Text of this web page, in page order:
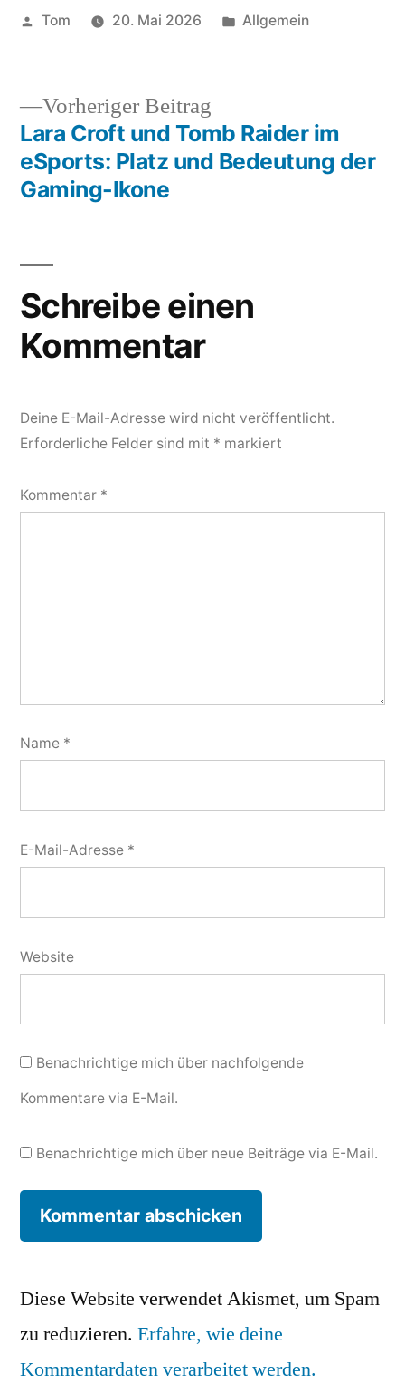
Veröffentlicht
Tom 20. Mai 2026
Veröffentlicht
Allgemein
Beitragsnavigation
Vorheriger Beitrag
Beitrag:
Lara Croft und Tomb Raider im
eSports: Platz und Bedeutung der
Gaming-Ikone
Schreibe einen
Kommentar
Deine E-Mail-Adresse wird nicht veröffentlicht.
Erforderliche Felder sind mit * markiert
Kommentar *
Name *
E-Mail-Adresse *
Website
Benachrichtige mich über nachfolgende
Kommentare via E-Mail.
Benachrichtige mich über neue Beiträge via E-Mail.
Diese Website verwendet Akismet, um Spam
zu reduzieren. Erfahre, wie deine
Kommentardaten verarbeitet werden.